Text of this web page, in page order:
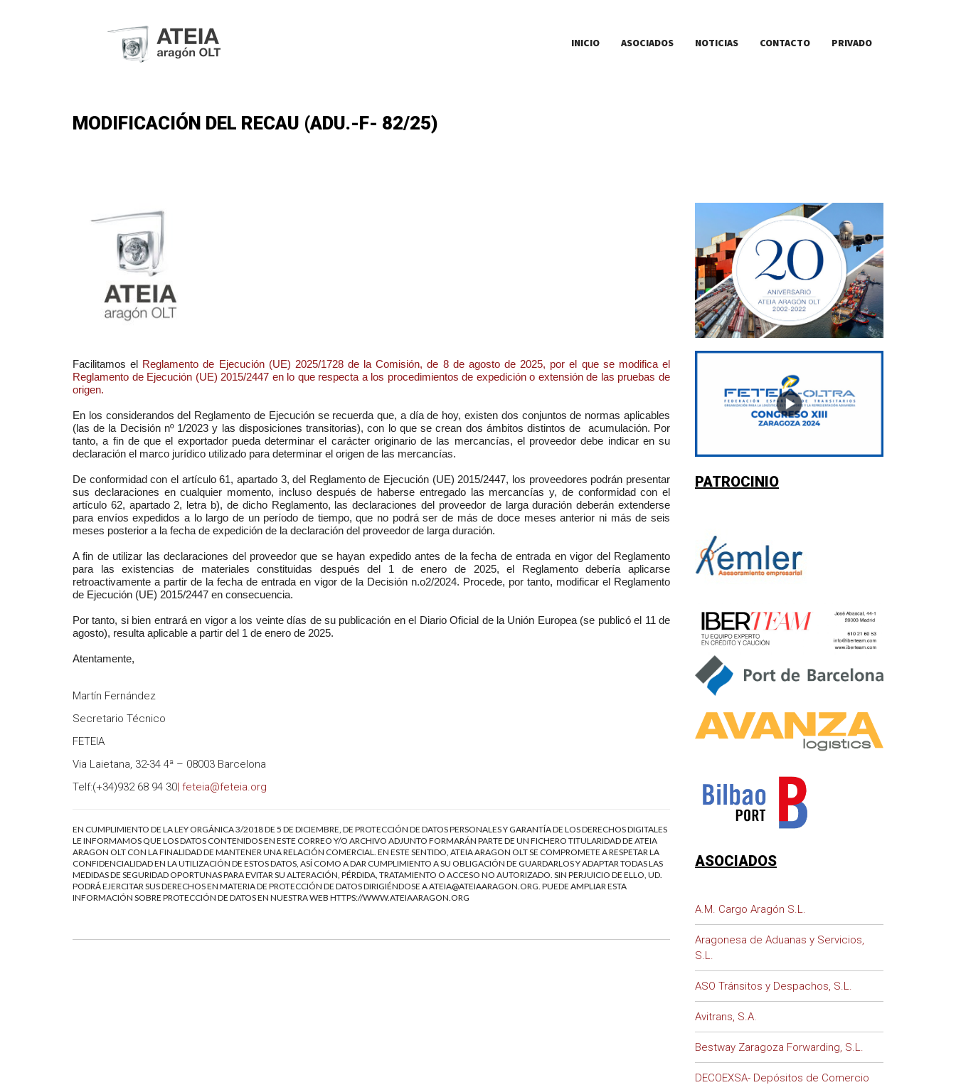
INICIO ASOCIADOS NOTICIAS CONTACTO PRIVADO
MODIFICACIÓN DEL RECAU (ADU.-F- 82/25)
Facilitamos el Reglamento de Ejecución (UE) 2025/1728 de la Comisión, de 8 de agosto de 2025, por el que se modifica el
Reglamento de Ejecución (UE) 2015/2447 en lo que respecta a los procedimientos de expedición o extensión de las pruebas de
origen.
En los considerandos del Reglamento de Ejecución se recuerda que, a día de hoy, existen dos conjuntos de normas aplicables
(las de la Decisión nº 1/2023 y las disposiciones transitorias), con lo que se crean dos ámbitos distintos de acumulación. Por
tanto, a fin de que el exportador pueda determinar el carácter originario de las mercancías, el proveedor debe indicar en su
declaración el marco jurídico utilizado para determinar el origen de las mercancías.
De conformidad con el artículo 61, apartado 3, del Reglamento de Ejecución (UE) 2015/2447, los proveedores podrán presentar
sus declaraciones en cualquier momento, incluso después de haberse entregado las mercancías y, de conformidad con el
artículo 62, apartado 2, letra b), de dicho Reglamento, las declaraciones del proveedor de larga duración deberán extenderse
para envíos expedidos a lo largo de un período de tiempo, que no podrá ser de más de doce meses anterior ni más de seis
meses posterior a la fecha de expedición de la declaración del proveedor de larga duración.
A fin de utilizar las declaraciones del proveedor que se hayan expedido antes de la fecha de entrada en vigor del Reglamento
para las existencias de materiales constituidas después del 1 de enero de 2025, el Reglamento debería aplicarse
retroactivamente a partir de la fecha de entrada en vigor de la Decisión n.o2/2024. Procede, por tanto, modificar el Reglamento
de Ejecución (UE) 2015/2447 en consecuencia.
Por tanto, si bien entrará en vigor a los veinte días de su publicación en el Diario Oficial de la Unión Europea (se publicó el 11 de
agosto), resulta aplicable a partir del 1 de enero de 2025.
Atentamente,
Martín Fernández
Secretario Técnico
FETEIA
Via Laietana, 32-34 4ª – 08003 Barcelona
Telf:(+34)932 68 94 30| feteia@feteia.org
EN CUMPLIMIENTO DE LA LEY ORGÁNICA 3/2018 DE 5 DE DICIEMBRE, DE PROTECCIÓN DE DATOS PERSONALES Y GARANTÍA DE LOS DERECHOS DIGITALES
LE INFORMAMOS QUE LOS DATOS CONTENIDOS EN ESTE CORREO Y/O ARCHIVO ADJUNTO FORMARÁN PARTE DE UN FICHERO TITULARIDAD DE ATEIA
ARAGON OLT CON LA FINALIDAD DE MANTENER UNA RELACIÓN COMERCIAL. EN ESTE SENTIDO, ATEIA ARAGON OLT SE COMPROMETE A RESPETAR LA
CONFIDENCIALIDAD EN LA UTILIZACIÓN DE ESTOS DATOS, ASÍ COMO A DAR CUMPLIMIENTO A SU OBLIGACIÓN DE GUARDARLOS Y ADAPTAR TODAS LAS
MEDIDAS DE SEGURIDAD OPORTUNAS PARA EVITAR SU ALTERACIÓN, PÉRDIDA, TRATAMIENTO O ACCESO NO AUTORIZADO. SIN PERJUICIO DE ELLO, UD.
PODRÁ EJERCITAR SUS DERECHOS EN MATERIA DE PROTECCIÓN DE DATOS DIRIGIÉNDOSE AATEIA@ATEIAARAGON.ORG. PUEDE AMPLIAR ESTA
INFORMACIÓN SOBRE PROTECCIÓN DE DATOS EN NUESTRA WEB HTTPS://WWW.ATEIAARAGON.ORG
PATROCINIO
ASOCIADOS
A.M. Cargo Aragón S.L.
Aragonesa de Aduanas y Servicios,
S.L.
ASO Tránsitos y Despachos, S.L.
Avitrans, S.A.
Bestway Zaragoza Forwarding, S.L.
DECOEXSA- Depósitos de Comercio